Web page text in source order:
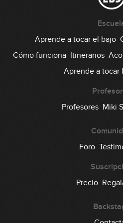
04:28
#125:
GRATIS
#126: Slap
#127: Funk
Aprende a tocar el bajo
Cómo funciona Itinerarios
Aprende a tocar
Profesores Miki
Foro
Precio